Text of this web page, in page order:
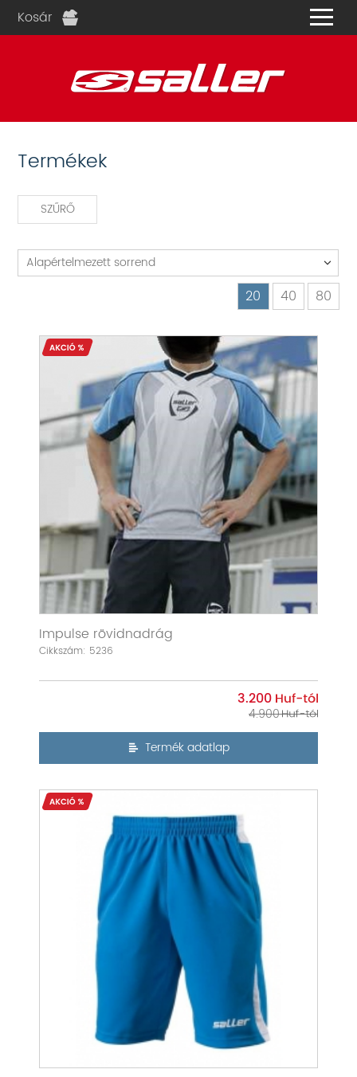
Kosár
Termékek
SZŰRŐ
Alapértelmezett sorrend
20 40 80
Impulse rövidnadrág
Cikkszám: 5236
3.200
4.900
Termék adatlap